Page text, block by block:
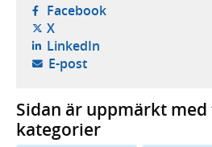
Facebook- öppnas i ny flik,
X- öppnas i ny flik, extern
LinkedIn- öppnas i ny flik,
E-post- öppnar din e-
Sidan är uppmärkt
kategorier